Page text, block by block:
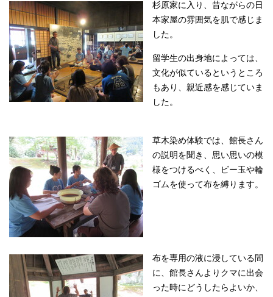
杉原家に入り、昔ながらの日
本家屋の雰囲気を肌で感じま
した。
留学生の出身地によっては、
文化が似ているというところ
もあり、親近感を感じていま
した。
草木染め体験では、館長さん
の説明を聞き、思い思いの模
様をつけるべく、ビー玉や輪
ゴムを使って布を縛ります。
布を専用の液に浸している間
に、館長さんよりクマに出会
った時にどうしたらよいか、